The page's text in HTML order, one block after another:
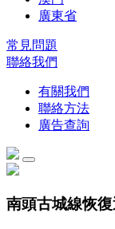
廣東省
常見問題
聯絡我們
有關我們
聯絡方法
廣告查詢
南頭古城線恢